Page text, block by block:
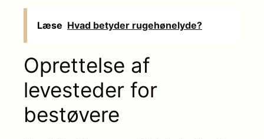
Læse Hvad betyder rugehønelyde?
Oprettelse af
levesteder for
bestøvere